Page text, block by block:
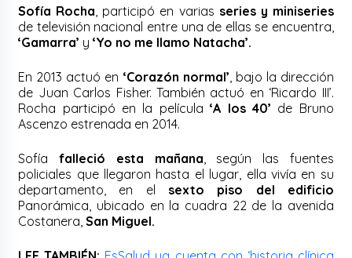
Sofía Rocha , participó en varias series y miniseries
de televisión nacional entre una de ellas se encuentra,
‘Gamarra’ y‘Yo no me llamo Natacha’.
En 2013 actuó en ‘Corazón normal’ , bajo la dirección
de Juan Carlos Fisher. También actuó en ‘Ricardo III’.
Rocha participó en la película‘A los 40’ de Bruno
Ascenzo estrenada en 2014.
Sofía falleció esta mañana , según las fuentes
policiales que llegaron hasta el lugar, ella vivía en su
departamento, en el sexto piso del edificio
Panorámica, ubicado en la cuadra 22 de la avenida
Costanera,San Miguel.